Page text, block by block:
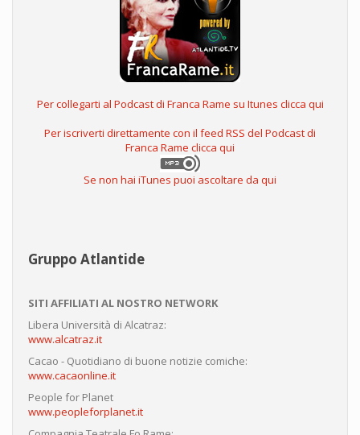
Per collegarti al Podcast di Franca Rame su Itunes clicca qui
Per iscriverti direttamente con il feed RSS del Podcast di
Franca Rame clicca qui
Se non hai iTunes puoi ascoltare da qui
Gruppo Atlantide
SITI AFFILIATI AL NOSTRO NETWORK
Libera Università di Alcatraz:
www.alcatraz.it
Cacao - Quotidiano di buone notizie comiche:
www.cacaonline.it
People for Planet
www.peopleforplanet.it